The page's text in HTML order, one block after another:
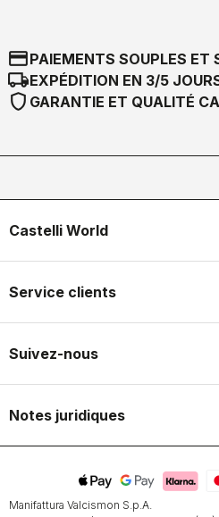
credit_cardPAIEMENTS SOUPLES ET
local_shippingEXPÉDITION EN 3/5
shield GARANTIE ET QUALITÉ
Castelli World
Service clients
Suivez-nous
Notes juridiques
Manifattura Valcismon S.p.A.